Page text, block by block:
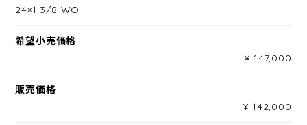
24×1 3/8 WO
希望小売価格
¥ 147,000
販売価格
¥ 142,000